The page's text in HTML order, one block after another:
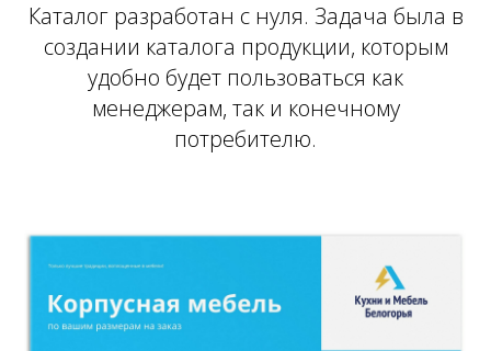
Каталог разработан с нуля. Задача была в
создании каталога продукции, которым
удобно будет пользоваться как
менеджерам, так и конечному
потребителю.